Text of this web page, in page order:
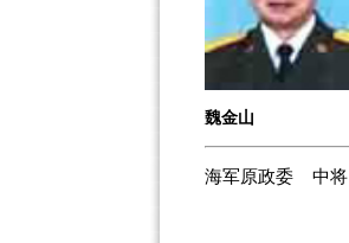
魏金山
海军原政委 中将